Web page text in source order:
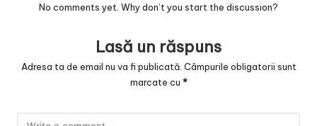
No comments yet. Why don’t you start the discussion?
Lasă un răspuns
Adresa ta de email nu va fi publicată. Câmpurile obligatorii sunt
marcate cu *